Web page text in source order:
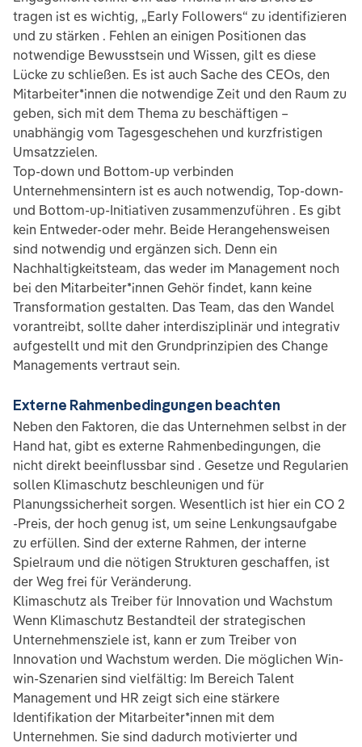
tragen ist es wichtig, „Early Followers“ zu identifizieren
und zu stärken . Fehlen an einigen Positionen das
notwendige Bewusstsein und Wissen, gilt es diese
Lücke zu schließen. Es ist auch Sache des CEOs, den
Mitarbeiter*innen die notwendige Zeit und den Raum zu
geben, sich mit dem Thema zu beschäftigen –
unabhängig vom Tagesgeschehen und kurzfristigen
Umsatzzielen.
Top-down und Bottom-up verbinden
Unternehmensintern ist es auch notwendig, Top-down-
und Bottom-up-Initiativen zusammenzuführen . Es gibt
kein Entweder-oder mehr. Beide Herangehensweisen
sind notwendig und ergänzen sich. Denn ein
Nachhaltigkeitsteam, das weder im Management noch
bei den Mitarbeiter*innen Gehör findet, kann keine
Transformation gestalten. Das Team, das den Wandel
vorantreibt, sollte daher interdisziplinär und integrativ
aufgestellt und mit den Grundprinzipien des Change
Managements vertraut sein.
Externe Rahmenbedingungen beachten
Neben den Faktoren, die das Unternehmen selbst in der
Hand hat, gibt es externe Rahmenbedingungen, die
nicht direkt beeinflussbar sind . Gesetze und Regularien
sollen Klimaschutz beschleunigen und für
Planungssicherheit sorgen. Wesentlich ist hier ein CO 2
-Preis, der hoch genug ist, um seine Lenkungsaufgabe
zu erfüllen. Sind der externe Rahmen, der interne
Spielraum und die nötigen Strukturen geschaffen, ist
der Weg frei für Veränderung.
Klimaschutz als Treiber für Innovation und Wachstum
Wenn Klimaschutz Bestandteil der strategischen
Unternehmensziele ist, kann er zum Treiber von
Innovation und Wachstum werden. Die möglichen Win-
win-Szenarien sind vielfältig: Im Bereich Talent
Management und HR zeigt sich eine stärkere
Identifikation der Mitarbeiter*innen mit dem
Unternehmen. Sie sind dadurch motivierter und